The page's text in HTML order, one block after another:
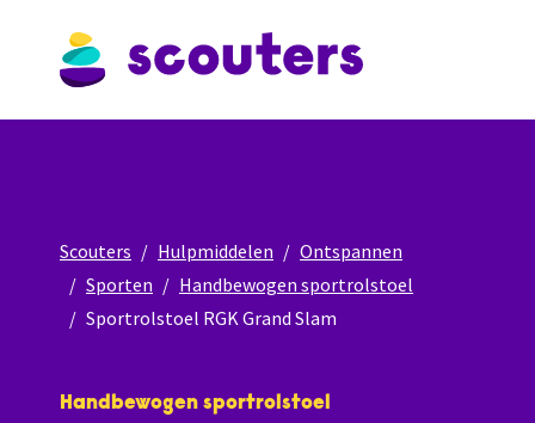
Scouters Hulpmiddelen
Ontspannen
Sporten
Handbewogen sportrolstoel
Sportrolstoel RGK Grand Slam
Handbewogen sportrolstoel